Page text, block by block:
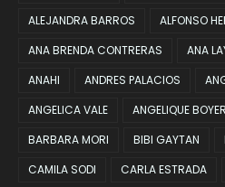
ALEJANDRA BARROS
ALFONSO
ANA BRENDA CONTRERAS
ANA
ANAHI
ANDRES PALACIOS
ANGELICA VALE
ANGELIQUE BOYER
BARBARA MORI
BIBI GAYTAN
CAMILA SODI
CARLA ESTRADA